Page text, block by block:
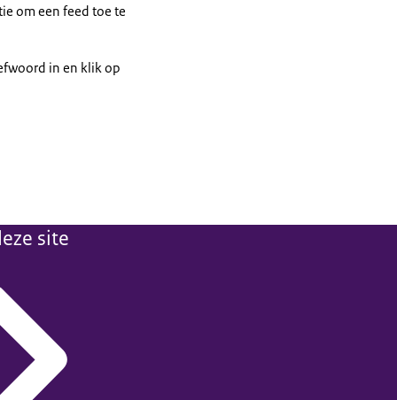
om een feed toe te
in en klik op
site